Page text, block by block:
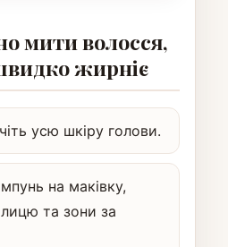
мити волосся,
жирніє
усю шкіру голови.
на маківку,
та зони за